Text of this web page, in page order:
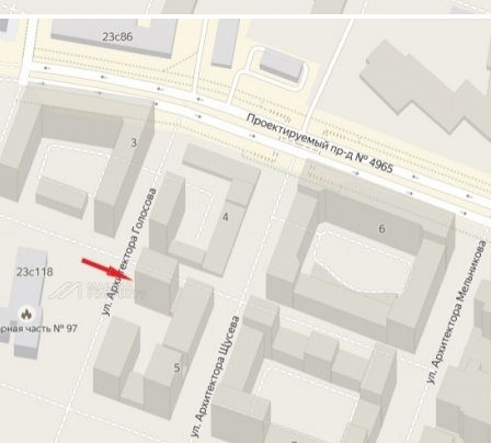
Аренда
39175 - Г. МОСКВА,
УЛ.КАНДИНСКОГО Д 5
Москва / Московская обл
Получить контакты
Посмотреть на карте
Предлагается от собственника два нежилых помещения
общей площадью 137,2 и 124,9 кв.м. с двумя отдельными
входами ( можно совместить вместе эти помещения ) в жилом
многоквартирном доме 6-9-14 переменной этажности с 2-мя
подземными уровнями 212-ти квартирный 6-ти секционный
комплекс с подземной автостоянкой...
1093 (+2)
Навигация
Характеристики
О помещении
Где находится